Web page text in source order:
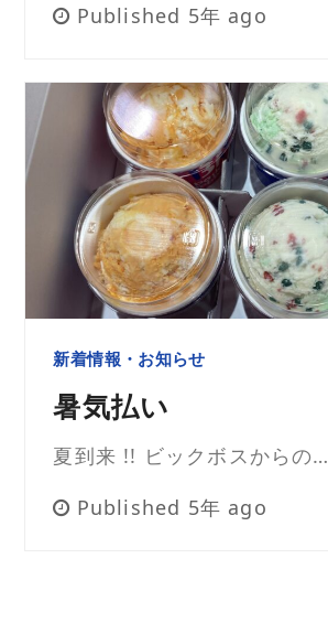
Published 5年 ago
新着情報・お知らせ
暑気払い
夏到来 !! ビックボスからの…
Published 5年 ago